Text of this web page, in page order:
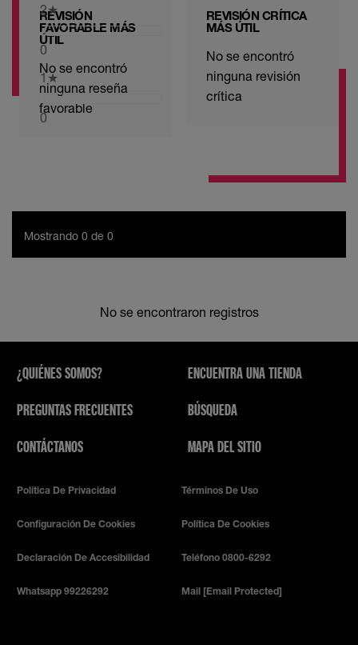
2★
0
1★
0
REVISIÓN
FAVORABLE MÁS
ÚTIL
No se encontró
ninguna reseña
favorable
REVISIÓN CRÍTICA
MÁS ÚTIL
No se encontró
ninguna revisión
crítica
Mostrando 0 de 0
No se encontraron registros
¿QUIÉNES SOMOS?
PREGUNTAS FRECUENTES
CONTÁCTANOS
ENCUENTRA UNA TIENDA
BÚSQUEDA
MAPA DEL SITIO
Política De Privacidad Términos De Uso
Configuración De Cookies Política De Cookies
Declaración De Accesibilidad Teléfono 0800-6292
Whatsapp 99226292 Mail [email Protected]